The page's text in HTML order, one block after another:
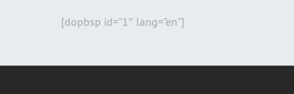
[dopbsp id=”1″ lang=”en”]